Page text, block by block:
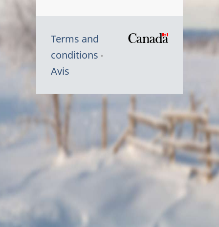
Terms and
conditions
Avis
Symbole
Canada